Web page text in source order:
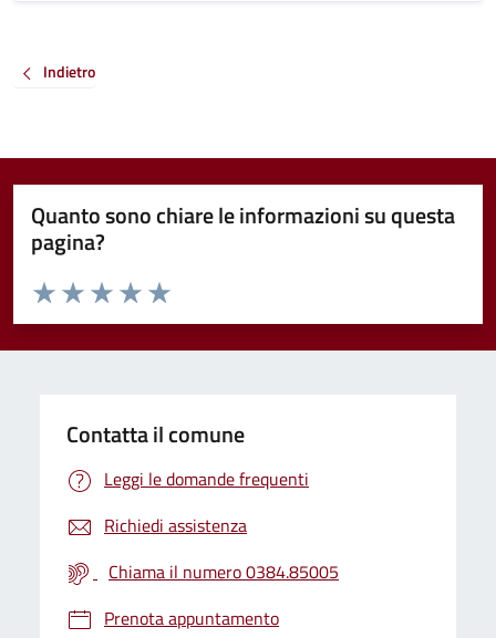
Indietro
Quanto sono chiare le informazioni su questa
pagina?
Valuta da 1 a 5 stelle la pagina
Valuta 5 stelle su 5
Valuta 4 stelle su 5
Valuta 3 stelle su 5
Valuta 2 stelle su 5
Valuta 1 stelle su 5
Contatta il comune
Leggi le domande frequenti
Richiedi assistenza
Chiama il numero 0384.85005
Prenota appuntamento